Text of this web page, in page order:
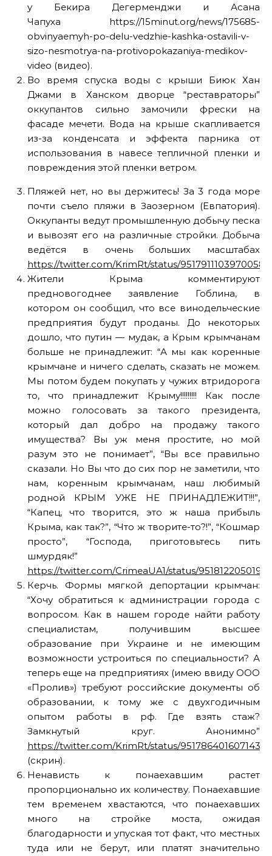
у Бекира Дегерменджи и Асана
Чапуха https://15minut.org/news/175685-
obvinyaemyh-po-delu-vedzhie-kashka-ostavili-v-
sizo-nesmotrya-na-protivopokazaniya-medikov-
video (видео).
Во время спуска воды с крыши Биюк Хан
Джами в Ханском дворце “реставраторы”
оккупантов сильно замочили фрески на
фасаде мечети. Вода на крыше скапливается
из-за конденсата и эффекта парника от
использования в навесе тепличной пленки и
повреждения этой пленки ветром.
Пляжей нет, но вы держитесь! За 3 года море
почти съело пляжи в Заозерном (Евпатория).
Оккупанты ведут промышленную добычу песка
и вывозят его на различные стройки. Добыча
ведётся в очень больших масштабах
https://twitter.com/KrimRt/status/
Жители Крыма комментируют
предновогоднее заявление Гоблина, в
котором он сообщил, что все винодельческие
предприятия будут проданы. До некоторых
дошло, что путин — мудак, а Крым крымчанам
больше не принадлежит: “А мы как коренные
крымчане и ничего сделать, сказать не можем.
Мы потом будем покупать у чужих втридорога
то, что принадлежит Крыму!!!!!!!!! Как после
можно голосовать за такого президента,
который дал добро на продажу такого
имущества? Вы уж меня простите, но мой
разум это не понимает”, “Вы все правильно
сказали. Но Вы что до сих пор не заметили, что
нам, коренным крымчанам, наш любимый
родной КРЫМ УЖЕ НЕ ПРИНАДЛЕЖИТ!!!”,
“Капец, что творится, это ж наша прибыль
Крыма, как так?”, “Что ж творите-то?!”, “Кошмар
просто”, “Господа, приготовьтесь пить
шмурдяк!”
https://twitter.com/CrimeaUA1/status/
Керчь. Формы мягкой депортации крымчан:
“Хочу обратиться к администрации города с
вопросом. Как в нашем городе найти работу
специалистам, получившим высшее
образование при Украине и не имеющим
возможности устроиться по специальности? А
теперь еще на предприятиях (имею ввиду ООО
«Пролив») требуют российские документы об
образовании, к тому же с двухгодичным
опытом работы в рф. Где взять стаж?
Замкнутый круг. Анонимно”
https://twitter.com/KrimRt/status/
(скрин).
Ненависть к понаехавшим растет
пропорционально их количеству. Понаехавшие
тем временем хвастаются, что понаехавших
много на стройке моста, ожидая
благодарности и упуская тот факт, что местных
туда или не берут, или платят значительно